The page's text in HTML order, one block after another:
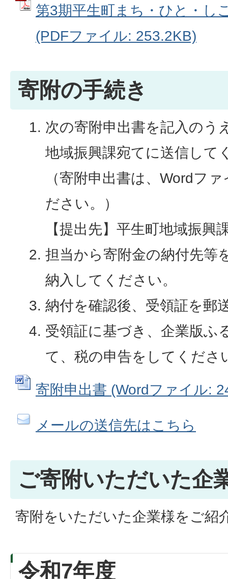
第3期平生町まち・ひと・し
(PDFファイル: 253.2KB)
寄附の手続き
次の寄附申出書を記入のう
地域振興課宛てに送信して
（寄附申出書は、Wordフ
ださい。）
【提出先】平生町地域振興
担当から寄附金の納付先等
納入してください。
納付を確認後、受領証を郵
受領証に基づき、企業版ふ
て、税の申告をしてくださ
寄附申出書 (Wordファイル:
メールの送信先はこちら
ご寄附いただいた企
寄附をいただいた企業様をご紹
令和7年度